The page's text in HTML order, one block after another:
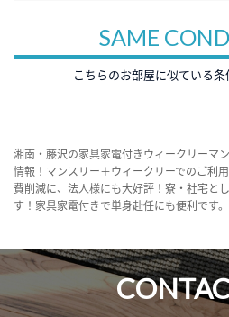
SAME
こちらのお部屋に似ている
湘南・藤沢の家具家電付きウィークリーマ
情報！マンスリー＋ウィークリーでのご利
費削減に、法人様にも大好評！寮・社宅と
す！家具家電付きで単身赴任にも便利です。